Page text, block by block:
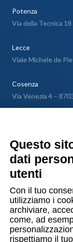
Potenza
Via della Tecnica
Lecce
Viale Michele de
Cosenza
Via Venezia 4 –
Lugano
Questo
dati
utenti
Con il tuo
utilizziamo i
archiviare,
come, ad
rispettiamo il